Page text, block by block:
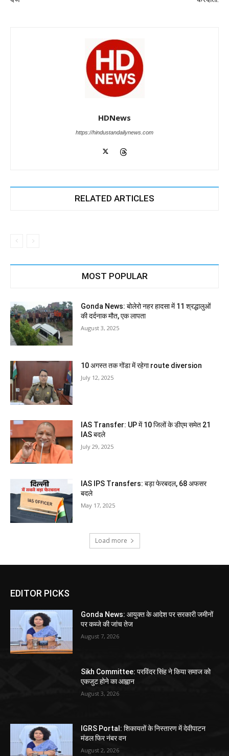
HDNews
https://hindustandailynews.com
RELATED ARTICLES
MOST POPULAR
Gonda News: बोलेरो नहर हादसा में 11 श्रद्धालुओं
की दर्दनाक मौत, एक लापता
August 3, 2025
10 अगस्त तक गोंडा में रहेगा route diversion
July 12, 2025
IAS Transfer: UP में 10 जिलों के डीएम समेत 21
IAS बदले
July 29, 2025
IAS IPS Transfers: बड़ा फेरबदल, 68 अफसर
बदले
May 17, 2025
Load more
EDITOR PICKS
Gonda News: आयुक्त के आदेश पर सरकारी जमीनों
पर कब्जे की जांच तेज
August 7, 2026
Sikh Committee: परविंदर सिंह ने किया समाज को
एकजुट होने का आह्वान
August 3, 2026
IGRS Portal: शिकायतों के निस्तारण में देवीपाटन
मंडल फिर नंबर वन
August 2, 2026